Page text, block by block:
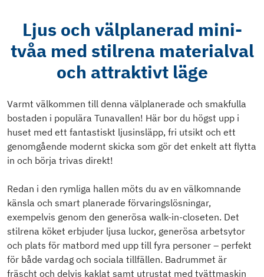
Ljus och välplanerad mini-
tvåa med stilrena materialval
och attraktivt läge
Varmt välkommen till denna välplanerade och smakfulla
bostaden i populära Tunavallen! Här bor du högst upp i
huset med ett fantastiskt ljusinsläpp, fri utsikt och ett
genomgående modernt skicka som gör det enkelt att flytta
in och börja trivas direkt!
Redan i den rymliga hallen möts du av en välkomnande
känsla och smart planerade förvaringslösningar,
exempelvis genom den generösa walk-in-closeten. Det
stilrena köket erbjuder ljusa luckor, generösa arbetsytor
och plats för matbord med upp till fyra personer – perfekt
för både vardag och sociala tillfällen. Badrummet är
fräscht och delvis kaklat samt utrustat med tvättmaskin